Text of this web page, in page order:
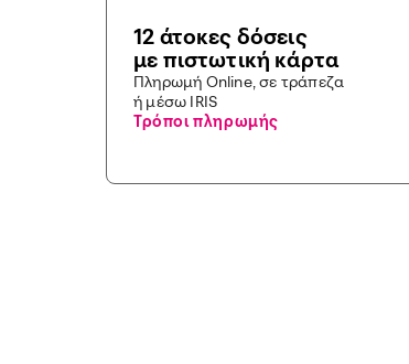
12 άτοκες δόσεις
με πιστωτική κάρτα
Πληρωμή Online, σε τράπεζα
ή μέσω IRIS
Τρόποι πληρωμής